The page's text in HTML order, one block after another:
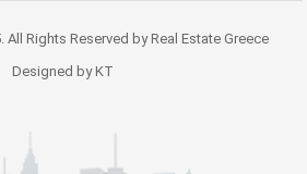
Rights Reserved by Real Estate Greece
Designed by KT